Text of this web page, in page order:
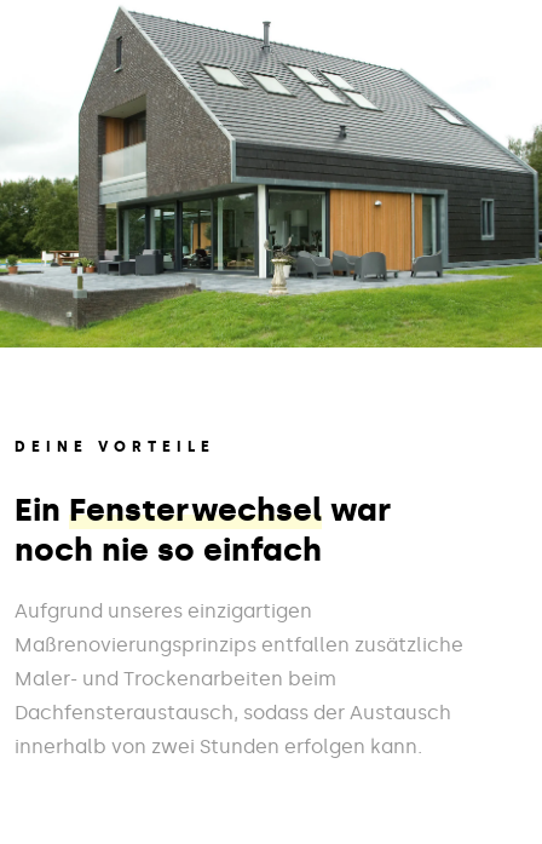
DEINE VORTEILE
Ein Fensterwechsel war
noch nie so einfach
Aufgrund unseres einzigartigen
Maßrenovierungsprinzips entfallen zusätzliche
Maler- und Trockenarbeiten beim
Dachfensteraustausch, sodass der Austausch
innerhalb von zwei Stunden erfolgen kann.